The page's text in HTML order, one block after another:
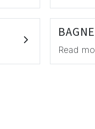
Read